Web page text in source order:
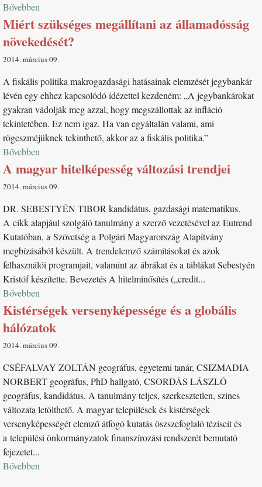
Bővebben
Miért szükséges megállítani az államadósság
növekedését?
2014. március 09
A fiskális politika makrogazdasági hatásainak elemzését jegybankár
lévén egy ehhez kapcsolódó idézettel kezdeném: „A jegybankárokat
gyakran vádolják meg azzal, hogy megszállottak az infláció
tekintetében. Ez nem igaz. Ha van egyáltalán valami, ami
rögeszméjüknek tekinthető, akkor az a fiskális politika.”
Bővebben
A magyar hitelképesség változási trendjei
2014. március 09
DR. SEBESTYÉN TIBOR kandidátus, gazdasági matematikus.
A cikk alapjául szolgáló tanulmány a szerző vezetésével az Eutrend
Kutatóban, a Szövetség a Polgári Magyarország Alapítvány
megbízásából készült. A trendelemző számításokat és azok
felhasználói programjait, valamint az ábrákat és a táblákat Sebestyén
Kristóf készítette. Bevezetés A hitelminősítés („credit...
Bővebben
Kistérségek versenyképessége és a globális
hálózatok
2014. március 09
CSÉFALVAY ZOLTÁN geográfus, egyetemi tanár, CSIZMADIA
NORBERT geográfus, PhD hallgató, CSORDÁS LÁSZLÓ
geográfus, kandidátus. A tanulmány teljes, szerkesztetlen, színes
változata letölthető. A magyar települések és kistérségek
versenyképességét elemző átfogó kutatás öszszefoglaló téziseit és
a települési önkormányzatok finanszírozási rendszerét bemutató
fejezetet...
Bővebben